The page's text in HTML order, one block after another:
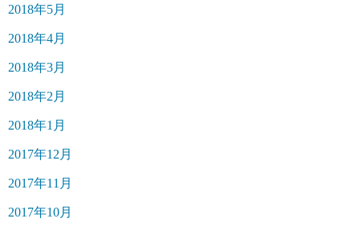
2018年5月
2018年4月
2018年3月
2018年2月
2018年1月
2017年12月
2017年11月
2017年10月